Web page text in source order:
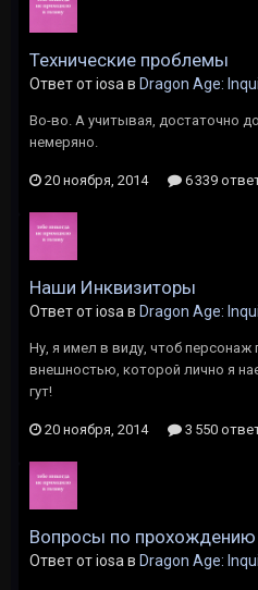
Технические проблемы
Ответ от iosa в Dragon Age:
Во-во. А учитывая, достаточно
немеряно.
20 ноября, 2014 6 339
Наши Инквизиторы
Ответ от iosa в Dragon Age:
Ну, я имел в виду, чтоб персонаж
внешностью, которой лично я
гут!
20 ноября, 2014 3 550
Вопросы по прохождению
Ответ от iosa в Dragon Age: